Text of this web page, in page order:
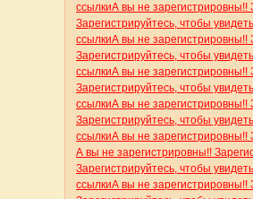
ссылкиА вы не зарегистрировны!!
Зарегистрируйтесь, чтобы
ссылкиА вы не зарегистрировны!!
Зарегистрируйтесь, чтобы
ссылкиА вы не зарегистрировны!!
Зарегистрируйтесь, чтобы
ссылкиА вы не зарегистрировны!!
Зарегистрируйтесь, чтобы
ссылкиА вы не зарегистрировны!!
А вы не зарегистрировны!!
Зарегистрируйтесь, чтобы
ссылкиА вы не зарегистрировны!!